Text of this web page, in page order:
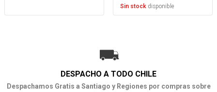
Sin stock disponible
DESPACHO A TODO CHILE
Despachamos Gratis a Santiago y Regiones por compras sobre